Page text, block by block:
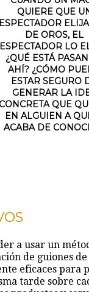
QUIERE QUE
ESPECTADOR
DE OROS, EL
ESPECTADOR LO
¿QUÉ ESTÁ
AHÍ? ¿CÓMO
ESTAR SEGURO
GENERAR LA
CONCRETA QUE
EN ALGUIEN A
ACABA DE
a usar un
de guiones
eficaces para
tarde sobre